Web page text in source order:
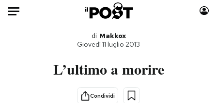
Auto
Libri
di Makkox
Giovedì 11 luglio 2013
L’ultimo a morire
Condividi